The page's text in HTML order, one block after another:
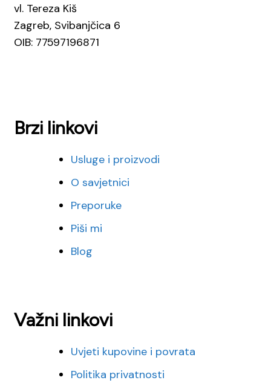
vl. Tereza Kiš
Zagreb, Svibanjčica 6
OIB: 77597196871
Brzi linkovi
Usluge i proizvodi
O savjetnici
Preporuke
Piši mi
Blog
Važni linkovi
Uvjeti kupovine i povrata
Politika privatnosti